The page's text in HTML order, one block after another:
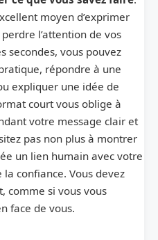
moyen d’exprimer
l’attention de vos
secondes, vous pouvez
répondre à une
expliquer une idée de
court vous oblige à
votre message clair et
pas non plus à montrer
un lien humain avec votre
confiance. Vous devez
comme si vous vous
face de vous.